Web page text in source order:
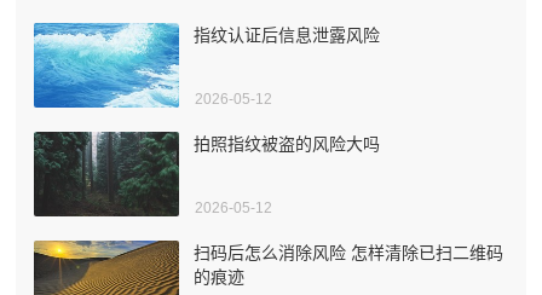
指纹认证后信息泄露风险
2026-05-12
拍照指纹被盗的风险大吗
2026-05-12
扫码后怎么消除风险 怎样清除已扫二维码
的痕迹